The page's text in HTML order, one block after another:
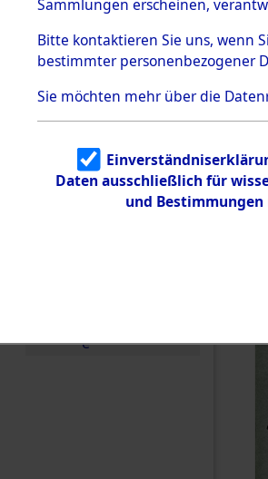
Todesmärsche
5.3.1 Alliierte
Erhebungen
zu
Todesmärsch
en
5.3.2
Identifizierun
g
5.3.3
Todesmärsch
e
Sammlungen erscheinen,
Bitte kontaktieren Sie uns, wenn
bestimmter personenbezogener
Sie möchten mehr über die
Daten ausschließlich für
und